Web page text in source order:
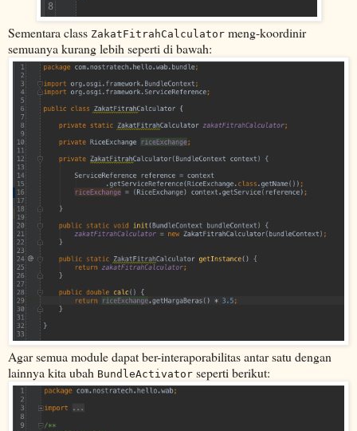
Sementara class ZakatFitrahCalculator meng-koordinir
semuanya kurang lebih seperti di bawah:
Agar semua module dapat ber-interaporabilitas antar satu dengan
lainnya kita ubah BundleActivator seperti berikut: